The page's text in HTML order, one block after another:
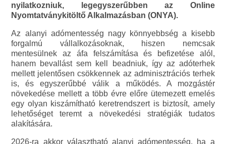
nyilatkozniuk, legegyszerűbben az Online
Nyomtatványkitöltő Alkalmazásban (ONYA).
Az alanyi adómentesség nagy könnyebbség a kisebb
forgalmú vállalkozásoknak, hiszen nemcsak
mentesülnek az áfa felszámítása és befizetése alól,
hanem bevallást sem kell beadniuk, így az adóterhek
mellett jelentősen csökkennek az adminisztrációs terhek
is, és egyszerűbbé válik a működés. A mozgástér
növekedése mellett a több évre előre ütemezett emelés
egy olyan kiszámítható keretrendszert is biztosít, amely
lehetőséget teremt a növekedési stratégiák tudatos
alakítására.
2026-ra akkor választható alanyi adómentesség, ha a